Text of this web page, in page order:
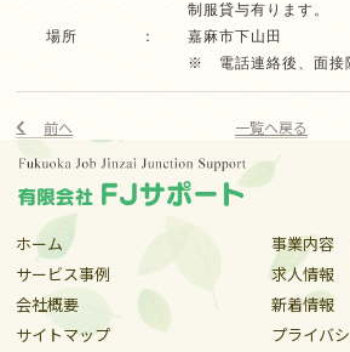
制服貸与有ります。
場所 ： 嘉麻市下山田
※ 電話連絡後、面接随
前へ 一覧へ戻る
ホーム
事業内容
サービス事例
求人情報
会社概要
新着情報
サイトマップ
プライバ